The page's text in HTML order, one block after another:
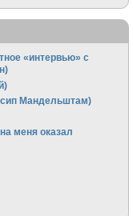
«интервью» с
Мандельштам)
меня оказал